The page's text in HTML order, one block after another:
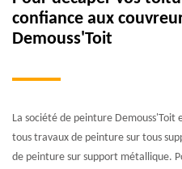
confiance aux
Demouss'Toit
La société de peinture Demouss'Toit
tous travaux de peinture sur tous
de peinture sur support métallique.